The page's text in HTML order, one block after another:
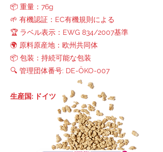
📦 重量：76g
🌱 有機認証：EC有機規則による
🏆 ラベル表示：EWG 834/2007基準
🌍 原料原産地：欧州共同体
📦 包装：持続可能な包装
🔍 管理団体番号: DE-ÖKO-007
生産国: ドイツ